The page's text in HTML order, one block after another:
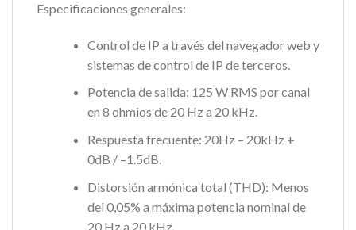
Especificaciones generales:
Control de IP a través del navegador web y
sistemas de control de IP de terceros.
Potencia de salida: 125 W RMS por canal
en 8 ohmios de 20 Hz a 20 kHz.
Respuesta frecuente: 20Hz – 20kHz +
0dB / –1.5dB.
Distorsión armónica total (THD): Menos
del 0,05% a máxima potencia nominal de
20 Hz a 20 kHz.